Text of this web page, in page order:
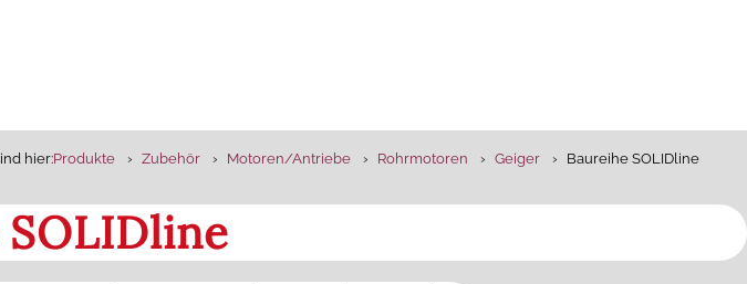
hier:Produkte Zubehör Motoren­/Antriebe Rohrmotoren Geiger Baureihe SOLIDline